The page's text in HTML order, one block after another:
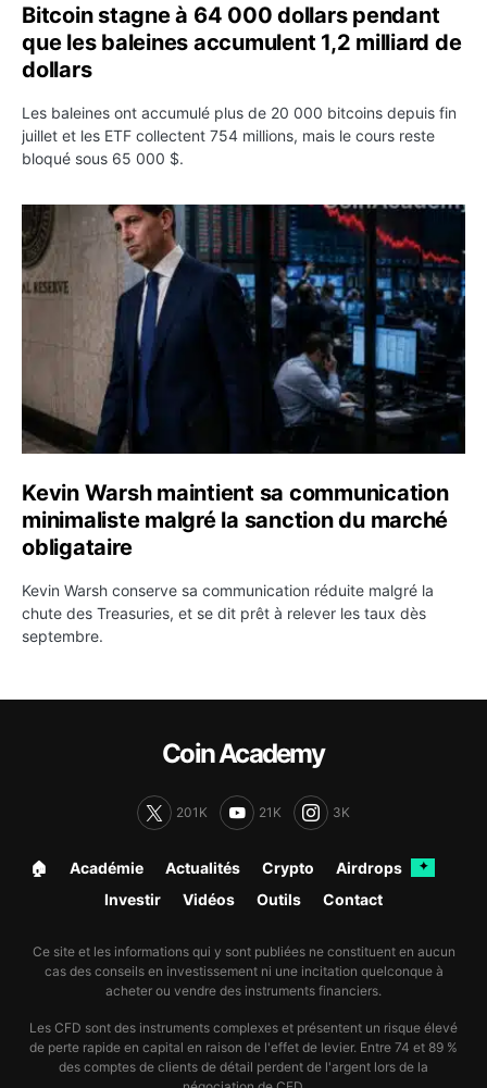
Bitcoin stagne à 64 000 dollars pendant
que les baleines accumulent 1,2 milliard de
dollars
Les baleines ont accumulé plus de 20 000 bitcoins depuis fin
juillet et les ETF collectent 754 millions, mais le cours reste
bloqué sous 65 000 $.
Kevin Warsh maintient sa communication minimaliste
Kevin Warsh maintient sa communication
minimaliste malgré la sanction du marché
obligataire
Kevin Warsh conserve sa communication réduite malgré la
chute des Treasuries, et se dit prêt à relever les taux dès
septembre.
Coin Academy
201K 21K 3K
🏠︎ Académie Actualités Crypto Airdrops ✦
Investir Vidéos Outils Contact
Ce site et les informations qui y sont publiées ne constituent en aucun
cas des conseils en investissement ni une incitation quelconque à
acheter ou vendre des instruments financiers.
Les CFD sont des instruments complexes et présentent un risque élevé
de perte rapide en capital en raison de l'effet de levier. Entre 74 et 89 %
des comptes de clients de détail perdent de l'argent lors de la